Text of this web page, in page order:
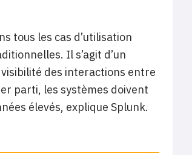
tous les cas d’utilisation
Il s’agit d’un
des interactions entre
parti, les systèmes doivent
élevés, explique Splunk.